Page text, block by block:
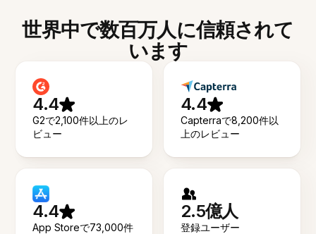
世界中で数百万人に信頼されて
います
4.4
G2で2,100件以上のレ
ビュー
4.4
Capterraで8,200件以
上のレビュー
4.4
App Storeで73,000件
2.5億人
登録ユーザー